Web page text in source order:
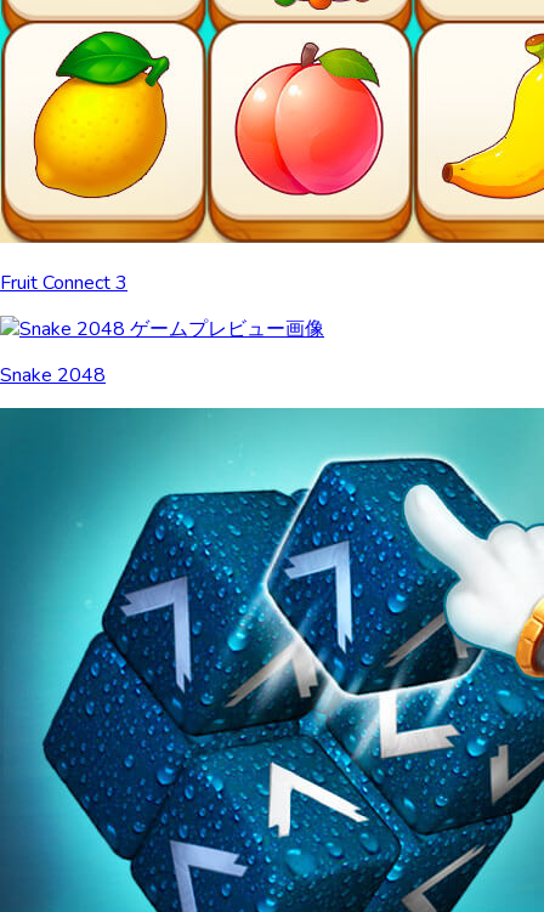
Fruit Connect 3
Snake 2048